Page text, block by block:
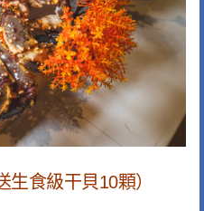
生食級干貝10顆）